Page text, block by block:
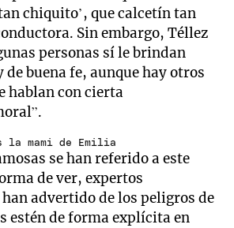
chiquito’, que calcetín tan
Sin embargo, Téllez
personas sí le brindan
de buena fe, aunque hay otros
hablan con cierta
la mami de Emilia
se han referido a este
de ver, expertos
advertido de los peligros de
estén de forma explícita en